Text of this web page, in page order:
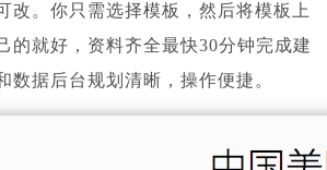
改。你只需选择模板，然后将模板上
的就好，资料齐全最快30分钟完成建
数据后台规划清晰，操作便捷。